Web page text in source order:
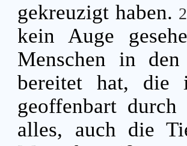
gekreuzigt haben.
kein Auge
Menschen in
bereitet hat,
geoffenbart
alles, auch die